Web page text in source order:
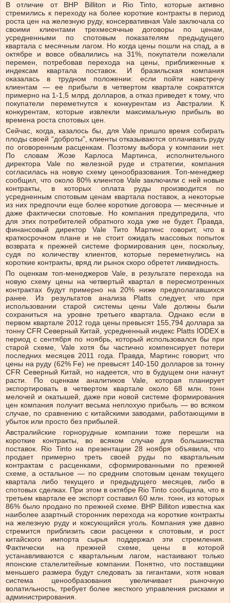
В отличие от BHP Billiton и Rio Tinto, которые активно
стремились к переходу на более короткие контракты в период
роста цен на железную руду, консервативная Vale заключала со
своими клиентами трехмесячные договоры по ценам,
усредненными по спотовым показателям предыдущего
квартала с месячным лагом. Но когда цены пошли на спад, а в
октябре и вовсе обвалились на 31%, покупатели пожелали
перемен, потребовав перехода на цены, приближенные к
индексам квартала поставок. И бразильская компания
оказалась в трудном положении: если пойти навстречу
клиентам — ее прибыли в четвертом квартале сократятся
примерно на 1-1,5 млрд. долларов, а отказ приведет к тому, что
покупатели переметнутся к конкурентам из Австралии. К
конкурентам, которые извлекли максимальную прибыль во
времена роста спотовых цен.
Сейчас, когда, казалось бы, для Vale пришло время собирать
плоды своей “доброты”, клиенты отказываются оплачивать руду
по оговоренным расценкам. Поэтому выбора у компании нет.
По словам Жозе Карлоса Мартинса, исполнительного
директора Vale по железной руде и стратегии, компания
согласилась на новую схему ценообразования. Топ-менеджер
сообщил, что около 80% клиентов Vale заключили с ней новые
контракты, в которых оплата руды производится по
усредненным спотовым ценам квартала поставок, а некоторые
из них предпочли еще более короткие договора — месячные и
даже фактически спотовые. Но компания предупредила, что
для этих потребителей обратного хода уже не будет. Правда,
финансовый директор Vale Тито Мартинс говорит, что в
краткосрочном плане и не стоит ожидать массовых попыток
возврата к прежней системе формирования цен, поскольку,
судя по количеству клиентов, которые переметнулись на
короткие контракты, вряд ли рынок скоро обретет ликвидность.
По оценкам топ-менеджеров Vale, в результате перехода на
новую схему цены на четвертый квартал в пересмотренных
контрактах будут примерно на 20% ниже предполагавшихся
ранее. Из результатов анализа Platts следует, что при
использовании старой системы цены Vale должны были
сохраниться на уровне третьего квартала. Однако если в
первом квартале 2012 года цены превысят 155,794 доллара за
тонну CFR Северный Китай, усредненный индекс Platts IODEX в
период с сентября по ноябрь, который использовался бы при
старой схеме, Vale хотя бы частично компенсирует потери
последних месяцев 2011 года. Правда, Мартинс говорит, что
цены на руду (62% Fe) не превысят 140-150 долларов за тонну
CFR Северный Китай, но надеется, что в будущем они начнут
расти. По оценкам аналитиков Vale, которая планирует
экспортировать в четвертом квартале около 68 млн. тонн
мелочей и окатышей, даже при новой системе формирования
цен компания получит весьма неплохую прибыль — во всяком
случае, по сравнению с китайскими заводами, работающими в
убыток или просто без прибылей.
Австралийские горнорудные компании тоже перешли на
короткие контракты, во всяком случае для большинства
поставок. Rio Tinto на презентации 28 ноября объявила, что
продает примерно треть своей руды по квартальным
контрактам с расценками, сформированными по прежней
схеме, а остальное — по средним спотовым ценам текущего
квартала либо текущего и предыдущего месяцев, либо в
спотовых сделках. При этом в октябре Rio Tinto сообщила, что в
третьем квартале ее экспорт составил 60 млн. тонн, из которых
86% было продано по прежней схеме. BHP Billiton известна как
наиболее азартный сторонник перехода на короткие контракты
на железную руду и коксующийся уголь. Компания уже давно
стремится приблизить свои расценки к спотовым, и рост
китайского импорта сырья поддержал эти стремления.
Фактически на прежней схеме, цены в которой
устанавливаются с квартальным лагом, настаивают только
японские сталелитейные компании. Понятно, что поставщики
меньшего размера будут следовать за гигантами, хотя новая
система ценообразования увеличивает рыночную
волатильность, требует более жесткого управления рисками и
администрирования.